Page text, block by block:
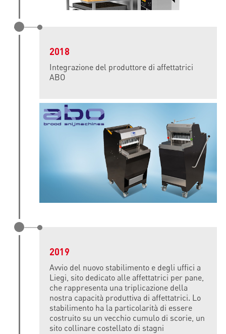
2018
Integrazione del produttore di affettatrici
ABO
2019
Avvio del nuovo stabilimento e degli uffici a
Liegi, sito dedicato alle affettatrici per pane,
che rappresenta una triplicazione della
nostra capacità produttiva di affettatrici. Lo
stabilimento ha la particolarità di essere
costruito su un vecchio cumulo di scorie, un
sito collinare costellato di stagni